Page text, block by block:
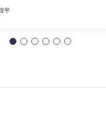
平